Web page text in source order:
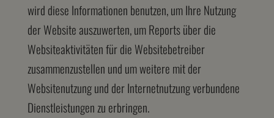
wird diese Informationen benutzen, um Ihre Nutzung
der Website auszuwerten, um Reports über die
Websiteaktivitäten für die Websitebetreiber
zusammenzustellen und um weitere mit der
Websitenutzung und der Internetnutzung verbundene
Dienstleistungen zu erbringen.